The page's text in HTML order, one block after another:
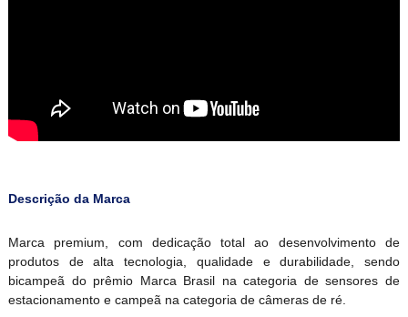
Descrição da Marca
Marca premium, com dedicação total ao desenvolvimento de
produtos de alta tecnologia, qualidade e durabilidade, sendo
bicampeã do prêmio Marca Brasil na categoria de sensores de
estacionamento e campeã na categoria de câmeras de ré.